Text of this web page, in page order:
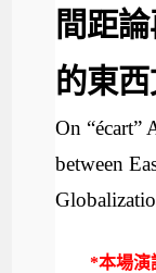
間距
的東
On “écart”
between
*本場演